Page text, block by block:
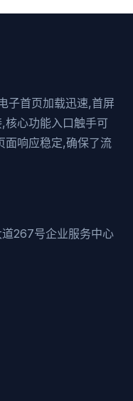
子首页加载迅速,首屏
核心功能入口触手可
面响应稳定,确保了流
267号企业服务中心